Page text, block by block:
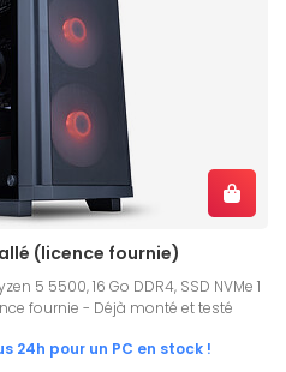
(licence fournie)
5 5500, 16 Go DDR4, SSD NVMe 1
fournie - Déjà monté et testé
24h pour un PC en stock !